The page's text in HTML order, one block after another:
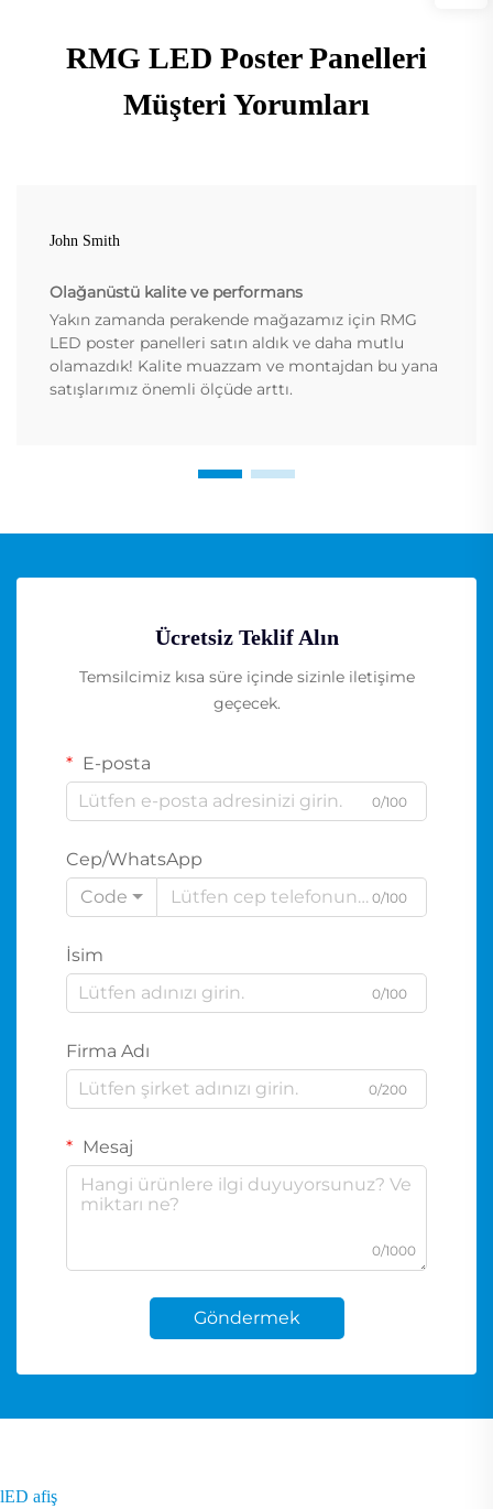
RMG LED Poster Panelleri
Müşteri Yorumları
John Smith
Olağanüstü kalite ve performans
Yakın zamanda perakende mağazamız için RMG
LED poster panelleri satın aldık ve daha mutlu
olamazdık! Kalite muazzam ve montajdan bu yana
satışlarımız önemli ölçüde arttı.
Ücretsiz Teklif Alın
Temsilcimiz kısa süre içinde sizinle iletişime
geçecek.
E-posta
0/100
Cep/WhatsApp
Code
0/100
İsim
0/100
Firma Adı
0/200
Mesaj
0/1000
Göndermek
lED afiş